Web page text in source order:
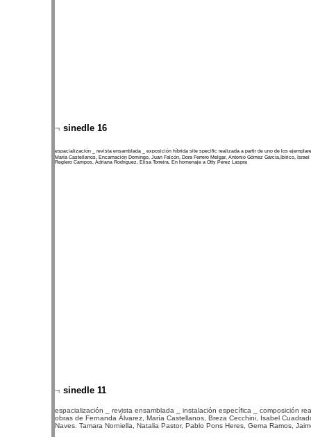
¬ sinedIe 16
espacialización _ revista ensamblada _ exposición híbrida site specific realizada a partir de uno de los
María Castellanos, Encarnación Domíngo, Juan Falcón, Dora Ferrero Melgar, Antonio Gómez García,Ibírico,
Reglero Campos, Adriana Rodríguez, Elisa Torreira. En homenaje a Otty Pérez Laspra
¬ sinedIe 11
espacialización _ revista ensamblada _ instalación específica _ composición
obras de Fernanda Álvarez, María Castellanos, Breza Cecchini, Isabel
Naves. Tamara Norniella, Natalia Pastor, Pablo Pons Heres, Gema Ramos,